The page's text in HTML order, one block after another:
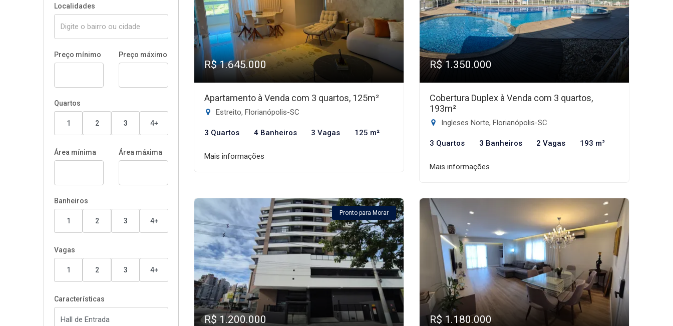
Localidades
Preço mínimo Preço máximo
Quartos
1 2 3 4+
Área mínima Área máxima
Banheiros
1 2 3 4+
Vagas
1 2 3 4+
Características
R$ 1.645.000
Apartamento à Venda com 3 quartos, 125m²
Estreito, Florianópolis-SC
3 Quartos 4 Banheiros 3 Vagas 125 m²
Mais informações
R$ 1.350.000
Cobertura Duplex à Venda com 3 quartos,
193m²
Ingleses Norte, Florianópolis-SC
3 Quartos 3 Banheiros 2 Vagas 193 m²
Mais informações
Pronto para Morar
R$ 1.200.000 R$ 1.180.000